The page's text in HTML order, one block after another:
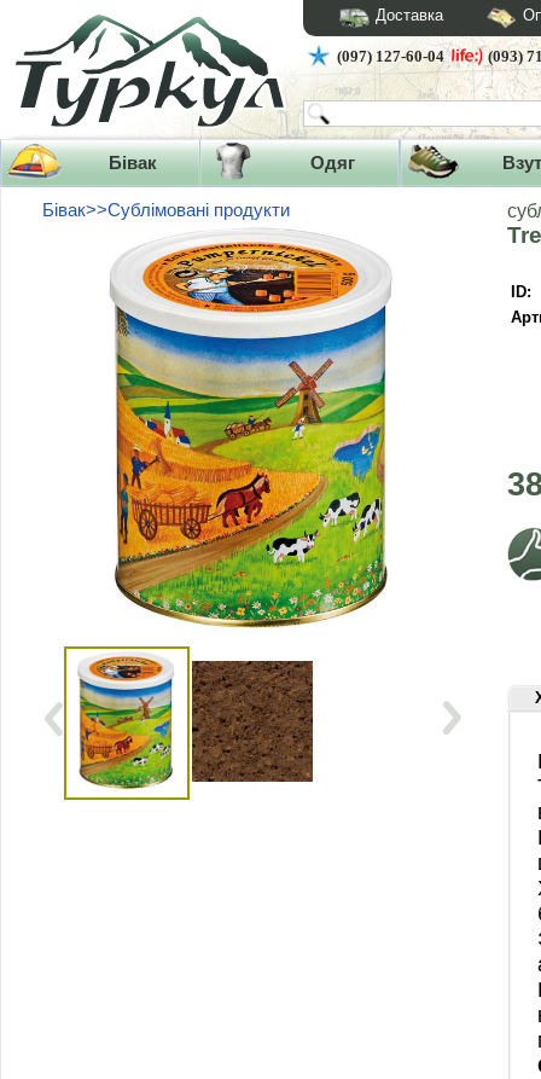
Доставка
(097) 127-60-04 (093)
Бівак Одяг
Бівак>>Сублімовані продукти
ID: